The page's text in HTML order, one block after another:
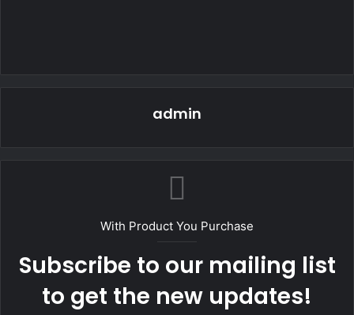
admin
With Product You Purchase
Subscribe to our mailing list
to get the new updates!